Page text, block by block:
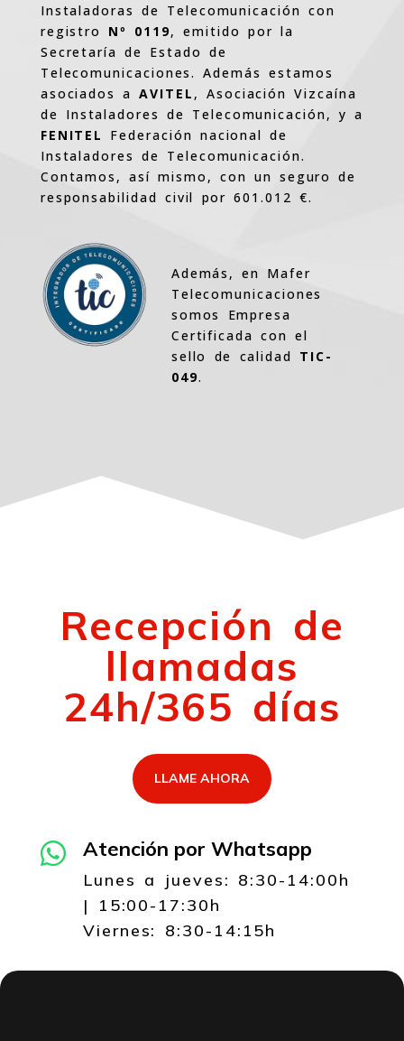
Instaladoras de Telecomunicación con
registro Nº 0119, emitido por la
Secretaría de Estado de
Telecomunicaciones. Además estamos
asociados aAVITEL , Asociación Vizcaína
de Instaladores de Telecomunicación, y a
FENITEL
Federación nacional de
Instaladores de Telecomunicación.
Contamos, así mismo, con un seguro de
responsabilidad civil por 601.012 €.
Además, en Mafer
Telecomunicaciones
somos Empresa
Certificada con el
sello de calidad TIC-
049.
Recepción de
llamadas
24h/365 días
LLAME AHORA
 Atención por Whatsapp
Lunes a jueves: 8:30-14:00h
| 15:00-17:30h
Viernes: 8:30-14:15h